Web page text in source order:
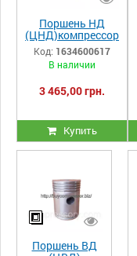
Поршень НД
(ЦНД)компрессор
а К2ЛОК
Т328.40.241.01
(K2-LOK)
Код: 1634600617
В наличии
3 465,00 грн.
Купить
Поршень ВД